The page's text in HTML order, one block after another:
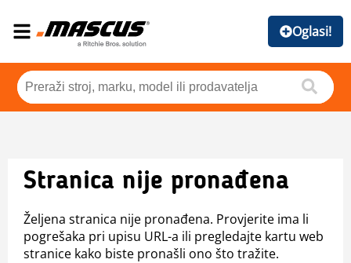
Oglasi!
Stranica nije pronađena
Željena stranica nije pronađena. Provjerite ima li
pogrešaka pri upisu URL-a ili pregledajte kartu web
stranice kako biste pronašli ono što tražite.